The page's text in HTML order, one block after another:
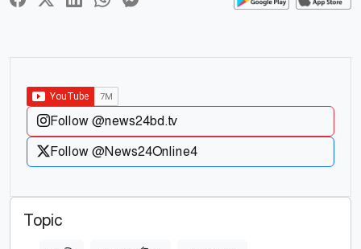
Follow @news24bd.tv
Follow @News24Online4
Topic